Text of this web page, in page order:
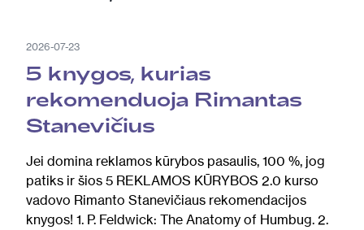
2026-07-23
5 knygos, kurias
rekomenduoja Rimantas
Stanevičius
Jei domina reklamos kūrybos pasaulis, 100 %, jog
patiks ir šios 5 REKLAMOS KŪRYBOS 2.0 kurso
vadovo Rimanto Stanevičiaus rekomendacijos
knygos! 1. P. Feldwick: The Anatomy of Humbug. 2.